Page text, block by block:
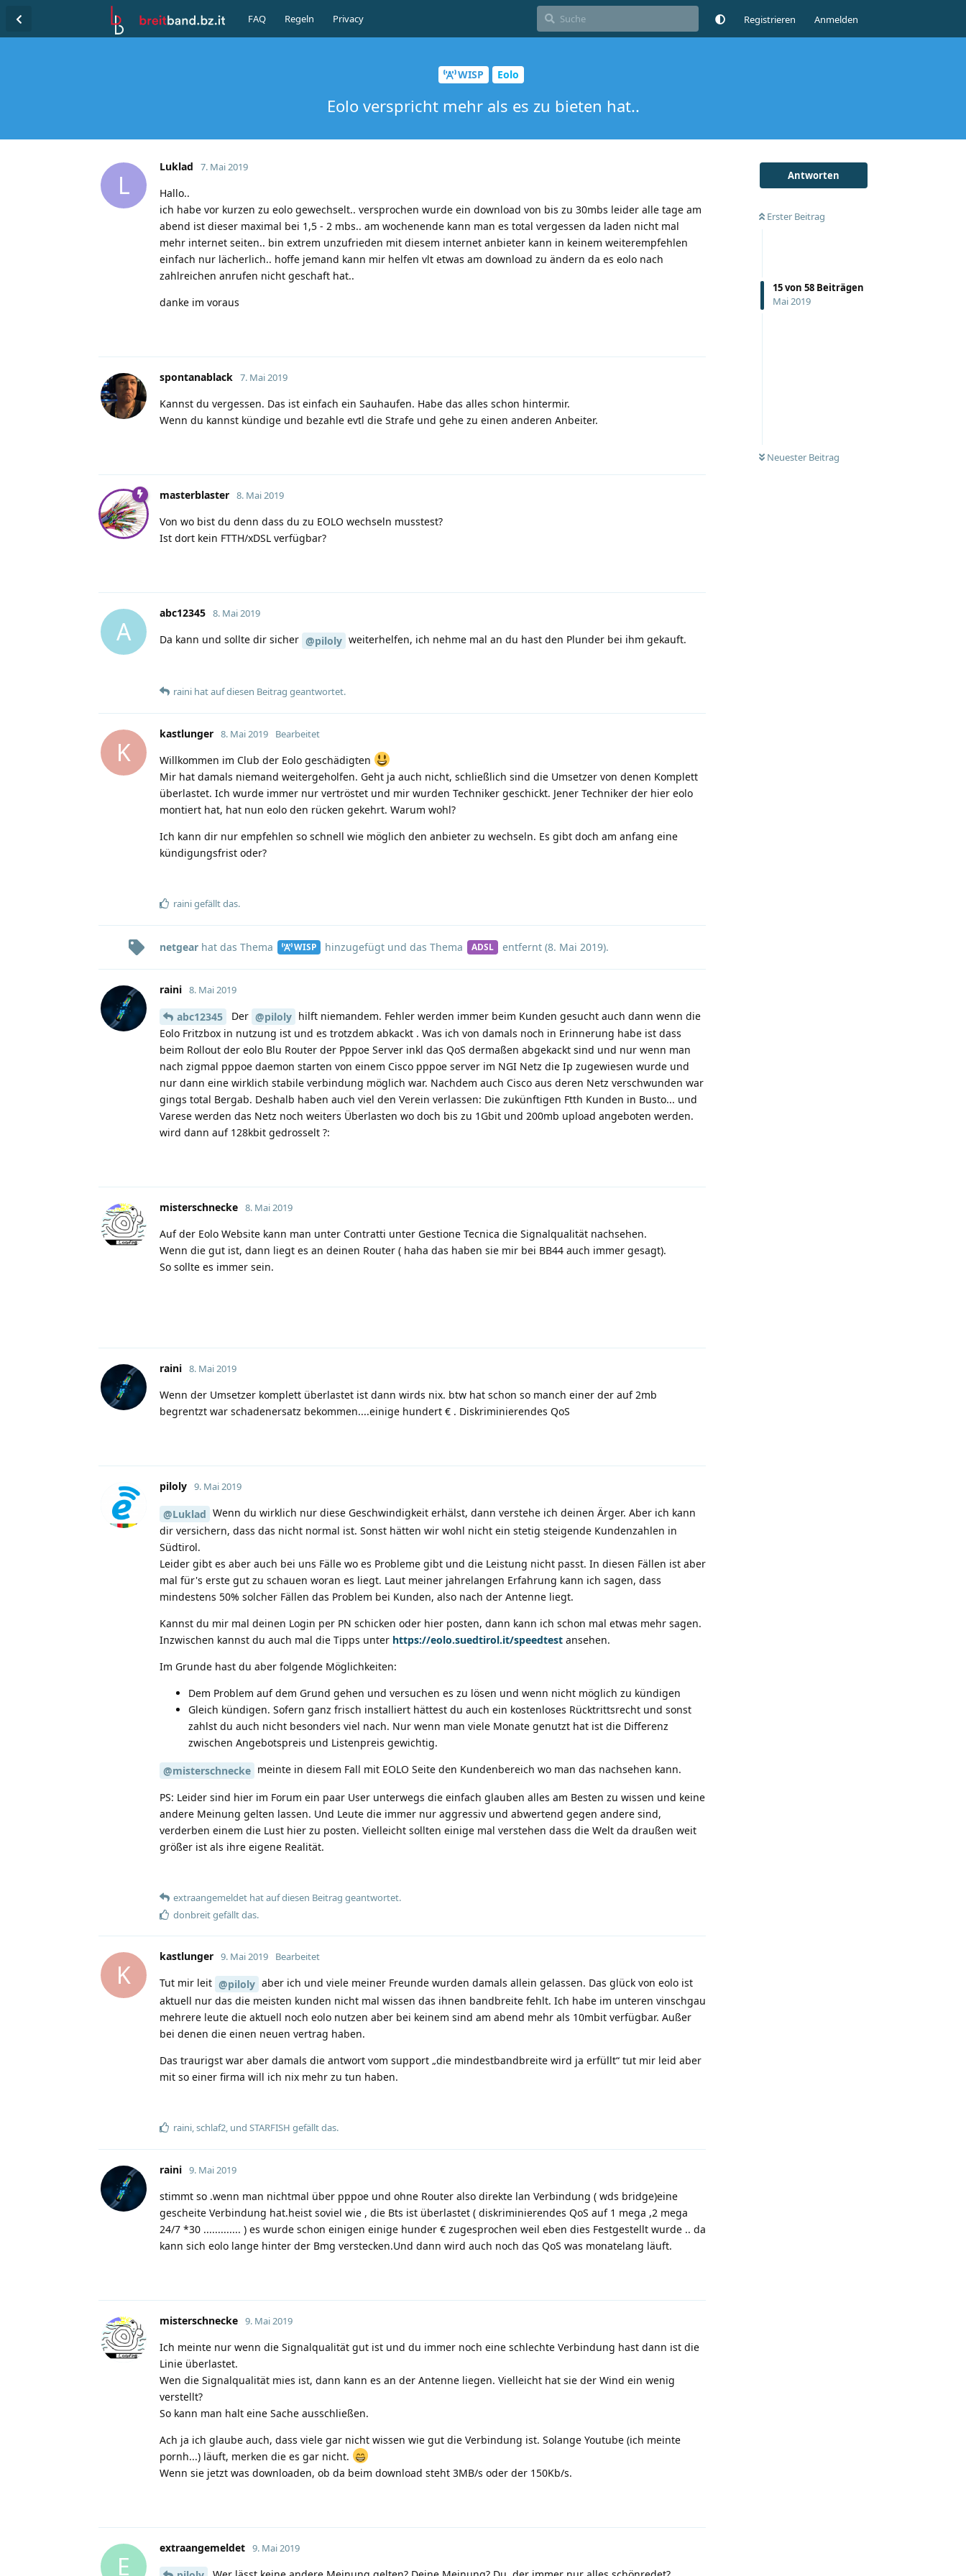
FAQ Regeln Privacy Registrieren Anmelden
WISP Eolo
Eolo verspricht mehr als es zu bieten hat..
Antworten
Erster Beitrag
15von 58 Beiträgen
Mai 2019
Neuester Beitrag
L
Luklad 7. Mai 2019
Hallo..
ich habe vor kurzen zu eolo gewechselt.. versprochen wurde ein download von bis zu 30mbs leider alle tage am
abend ist dieser maximal bei 1,5 - 2 mbs.. am wochenende kann man es total vergessen da laden nicht mal
mehr internet seiten.. bin extrem unzufrieden mit diesem internet anbieter kann in keinem weiterempfehlen
einfach nur lächerlich.. hoffe jemand kann mir helfen vlt etwas am download zu ändern da es eolo nach
zahlreichen anrufen nicht geschaft hat..
danke im voraus
spontanablack 7. Mai 2019
Kannst du vergessen. Das ist einfach ein Sauhaufen. Habe das alles schon hintermir.
Wenn du kannst kündige und bezahle evtl die Strafe und gehe zu einen anderen Anbeiter.
masterblaster 8. Mai 2019
Von wo bist du denn dass du zu EOLO wechseln musstest?
Ist dort kein FTTH/xDSL verfügbar?
A
abc12345 8. Mai 2019
Da kann und sollte dir sicher @piloly weiterhelfen, ich nehme mal an du hast den Plunder bei ihm gekauft.
raini hatauf diesen Beitrag geantwortet.
K
kastlunger 8. Mai 2019 Bearbeitet
Willkommen im Club der Eolo geschädigten
Mir hat damals niemand weitergeholfen. Geht ja auch nicht, schließlich sind die Umsetzer von denen Komplett
überlastet. Ich wurde immer nur vertröstet und mir wurden Techniker geschickt. Jener Techniker der hier eolo
montiert hat, hat nun eolo den rücken gekehrt. Warum wohl?
Ich kann dir nur empfehlen so schnell wie möglich den anbieter zu wechseln. Es gibt doch am anfang eine
kündigungsfrist oder?
rainigefällt das.
netgear hat das Thema WISP hinzugefügt und das Thema ADSL entfernt (8. Mai 2019).
raini 8. Mai 2019
abc12345 Der @piloly hilft niemandem. Fehler werden immer beim Kunden gesucht auch dann wenn die
Eolo Fritzbox in nutzung ist und es trotzdem abkackt . Was ich von damals noch in Erinnerung habe ist dass
beim Rollout der eolo Blu Router der Pppoe Server inkl das QoS dermaßen abgekackt sind und nur wenn man
nach zigmal pppoe daemon starten von einem Cisco pppoe server im NGI Netz die Ip zugewiesen wurde und
nur dann eine wirklich stabile verbindung möglich war. Nachdem auch Cisco aus deren Netz verschwunden war
gings total Bergab. Deshalb haben auch viel den Verein verlassen: Die zukünftigen Ftth Kunden in Busto... und
Varese werden das Netz noch weiters Überlasten wo doch bis zu 1Gbit und 200mb upload angeboten werden.
wird dann auf 128kbit gedrosselt ?:
misterschnecke 8. Mai 2019
Auf der Eolo Website kann man unter Contratti unter Gestione Tecnica die Signalqualität nachsehen.
Wenn die gut ist, dann liegt es an deinen Router ( haha das haben sie mir bei BB44 auch immer gesagt).
So sollte es immer sein.
raini 8. Mai 2019
Wenn der Umsetzer komplett überlastet ist dann wirds nix. btw hat schon so manch einer der auf 2mb
begrentzt war schadenersatz bekommen....einige hundert € . Diskriminierendes QoS
piloly 9. Mai 2019
@Luklad Wenn du wirklich nur diese Geschwindigkeit erhälst, dann verstehe ich deinen Ärger. Aber ich kann
dir versichern, dass das nicht normal ist. Sonst hätten wir wohl nicht ein stetig steigende Kundenzahlen in
Südtirol.
Leider gibt es aber auch bei uns Fälle wo es Probleme gibt und die Leistung nicht passt. In diesen Fällen ist aber
mal für's erste gut zu schauen woran es liegt. Laut meiner jahrelangen Erfahrung kann ich sagen, dass
mindestens 50% solcher Fällen das Problem bei Kunden, also nach der Antenne liegt.
Kannst du mir mal deinen Login per PN schicken oder hier posten, dann kann ich schon mal etwas mehr sagen.
Inzwischen kannst du auch mal die Tipps unter https://eolo.suedtirol.it/speedtest ansehen.
Im Grunde hast du aber folgende Möglichkeiten:
Dem Problem auf dem Grund gehen und versuchen es zu lösen und wenn nicht möglich zu kündigen
Gleich kündigen. Sofern ganz frisch installiert hättest du auch ein kostenloses Rücktrittsrecht und sonst
zahlst du auch nicht besonders viel nach. Nur wenn man viele Monate genutzt hat ist die Differenz
zwischen Angebotspreis und Listenpreis gewichtig.
@misterschnecke meinte in diesem Fall mit EOLO Seite den Kundenbereich wo man das nachsehen kann.
PS: Leider sind hier im Forum ein paar User unterwegs die einfach glauben alles am Besten zu wissen und keine
andere Meinung gelten lassen. Und Leute die immer nur aggressiv und abwertend gegen andere sind,
verderben einem die Lust hier zu posten. Vielleicht sollten einige mal verstehen dass die Welt da draußen weit
größer ist als ihre eigene Realität.
extraangemeldet hatauf diesen Beitrag geantwortet.
donbreitgefällt das.
K
kastlunger 9. Mai 2019 Bearbeitet
Tut mir leit @piloly aber ich und viele meiner Freunde wurden damals allein gelassen. Das glück von eolo ist
aktuell nur das die meisten kunden nicht mal wissen das ihnen bandbreite fehlt. Ich habe im unteren vinschgau
mehrere leute die aktuell noch eolo nutzen aber bei keinem sind am abend mehr als 10mbit verfügbar. Außer
bei denen die einen neuen vertrag haben.
Das traurigst war aber damals die antwort vom support „die mindestbandbreite wird ja erfüllt“ tut mir leid aber
mit so einer firma will ich nix mehr zu tun haben.
raini schlaf2 , und STARFISH gefällt das.
raini 9. Mai 2019
stimmt so .wenn man nichtmal über pppoe und ohne Router also direkte lan Verbindung ( wds bridge)eine
gescheite Verbindung hat.heist soviel wie , die Bts ist überlastet ( diskriminierendes QoS auf 1 mega ,2 mega
24/7 *30 ............. ) es wurde schon einigen einige hunder € zugesprochen weil eben dies Festgestellt wurde .. da
kann sich eolo lange hinter der Bmg verstecken.Und dann wird auch noch das QoS was monatelang läuft.
misterschnecke 9. Mai 2019
Ich meinte nur wenn die Signalqualität gut ist und du immer noch eine schlechte Verbindung hast dann ist die
Linie überlastet.
Wen die Signalqualität mies ist, dann kann es an der Antenne liegen. Vielleicht hat sie der Wind ein wenig
verstellt?
So kann man halt eine Sache ausschließen.
Ach ja ich glaube auch, dass viele gar nicht wissen wie gut die Verbindung ist. Solange Youtube (ich meinte
pornh...) läuft, merken die es gar nicht.
Wenn sie jetzt was downloaden, ob da beim download steht 3MB/s oder der 150Kb/s.
E
extraangemeldet 9. Mai 2019